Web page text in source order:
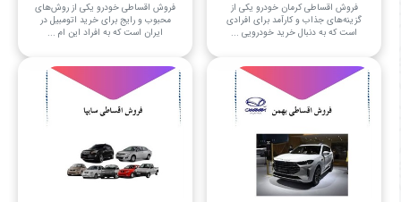
فروش اقساطی کرمان خودرو یکی از
گزینه‌های جذاب و کارآمد برای افرادی
است که به دنبال خرید خودرویی ...
فروش اقساطی خودرو یکی از روش‌های
محبوب و رایج برای خرید اتومبیل در
ایران است که به افراد این ام ...